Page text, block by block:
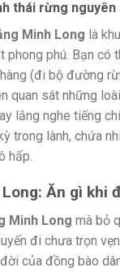
thái rừng nguyên
Minh Long là
phong phú. Bạn có
(đi bộ đường
quan sát những
lắng nghe tiếng
trong lành, chứa
hấp.
Ăn gì khi
Minh Long mà bỏ
đi chưa trọn
của đồng bào